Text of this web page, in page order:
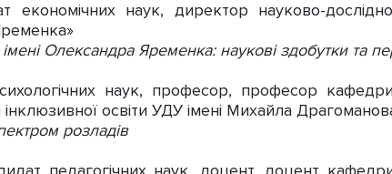
економічних наук, директор науково-
імені Олександра Яременка: наукові здобутки та
наук, професор, професор кафедри
інклюзивної освіти УДУ імені Михайла
розладів